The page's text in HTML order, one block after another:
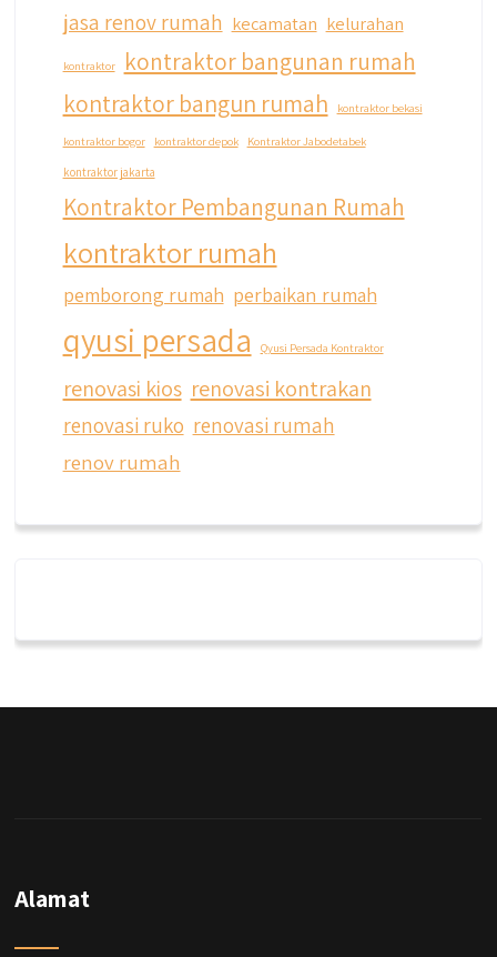
jasa renov rumah kecamatan kelurahan
kontraktor
kontraktor bangunan rumah
kontraktor bangun rumah
kontraktor bekasi
kontraktor bogor kontraktor depok
Kontraktor Jabodetabek
kontraktor jakarta
Kontraktor Pembangunan Rumah
kontraktor rumah
pemborong rumah perbaikan rumah
qyusi persada Qyusi Persada Kontraktor
renovasi kios renovasi kontrakan
renovasi ruko renovasi rumah
renov rumah
Alamat